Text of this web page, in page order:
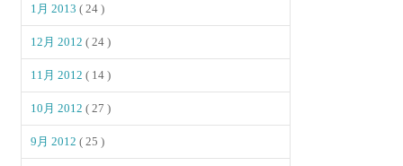
1月 2013( 24 )
12月 2012( 24 )
11月 2012( 14 )
10月 2012( 27 )
9月 2012( 25 )